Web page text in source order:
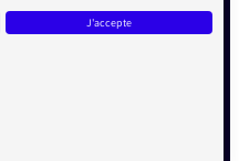
J'accepte